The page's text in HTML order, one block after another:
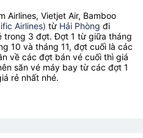
Airlines, Vietjet Air, Bamboo
Airlines) từ Hải Phòng đi
trong 3 đợt. Đợt 1 từ giữa tháng
10 và tháng 11, đợt cuối là các
về các đợt bán vé cuối thì giá
săn vé máy bay từ các đợt 1
rẻ nhất nhé.